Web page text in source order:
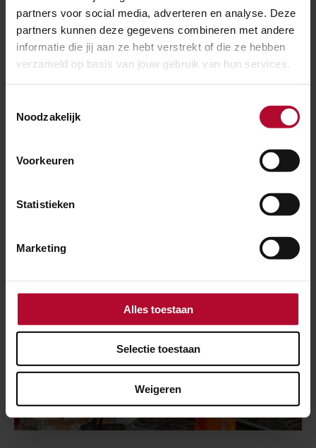
partners voor social media, adverteren en analyse. Deze
partners kunnen deze gegevens combineren met andere
informatie die jij aan ze hebt verstrekt of die ze hebben
verzameld op basis van jouw gebruik van hun services.
Noodzakelijk
Voorkeuren
Statistieken
Marketing
Alles toestaan
Selectie toestaan
Weigeren
Weesp
27 juli 2026